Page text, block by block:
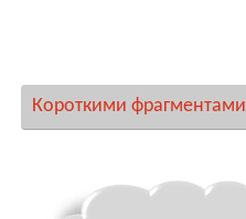
Короткими фрагментами